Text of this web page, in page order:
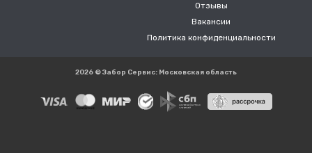
Отзывы
Вакансии
Политика конфиденциальности
2026 © Забор Сервис: Московская область